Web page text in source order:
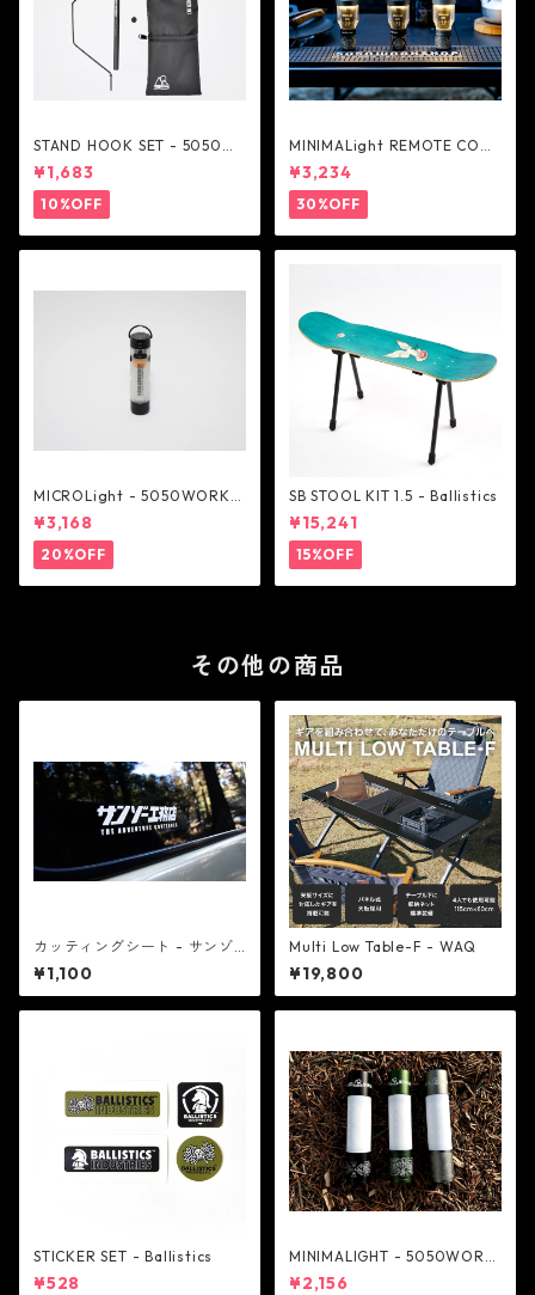
STAND HOOK SET - 5050W
ORKSHOP
¥1,683
10%OFF
MINIMALight REMOTE CONT
ROL 2.0 - 5050WORKSHOP
¥3,234
30%OFF
MICROLight - 5050WORKS
HOP
¥3,168
20%OFF
SB STOOL KIT 1.5 - Ballistics
¥15,241
15%OFF
その他の商品
カッティングシート - サンゾ
ー工務店
¥1,100
Multi Low Table-F - WAQ
¥19,800
STICKER SET - Ballistics
¥528
MINIMALIGHT - 5050WORK
SHOP
¥2,156